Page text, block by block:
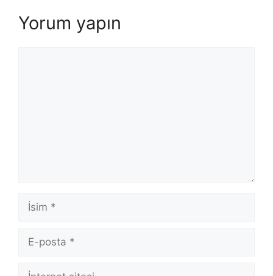
Yorum yapın
İsim
posta
İnternet